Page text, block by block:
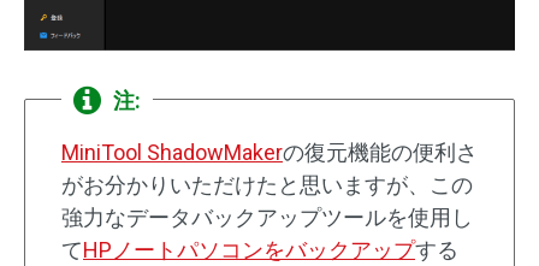
注:
MiniTool ShadowMakerの復元機能の便利さ
がお分かりいただけたと思いますが、この
強力なデータバックアップツールを使用し
てHPノートパソコンをバックアップする